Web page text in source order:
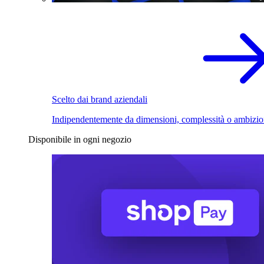
Scelto dai brand aziendali
Indipendentemente da dimensioni, complessità o
Disponibile in ogni negozio